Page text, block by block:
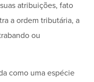
atribuições, fato
a ordem tributária, a
ou
como uma espécie